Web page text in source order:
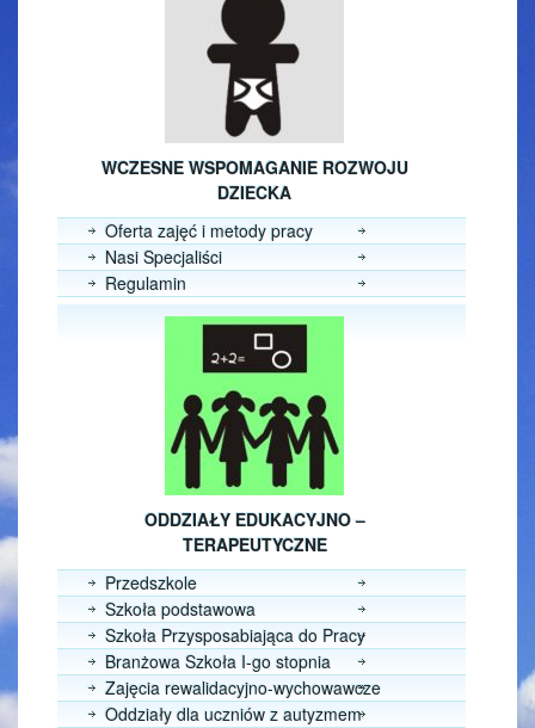
WCZESNE WSPOMAGANIE ROZWOJU
DZIECKA
Oferta zajęć i metody pracy
Nasi Specjaliści
Regulamin
ODDZIAŁY EDUKACYJNO –
TERAPEUTYCZNE
Przedszkole
Szkoła podstawowa
Szkoła Przysposabiająca do Pracy
Branżowa Szkoła I-go stopnia
Zajęcia rewalidacyjno-wychowawcze
Oddziały dla uczniów z autyzmem